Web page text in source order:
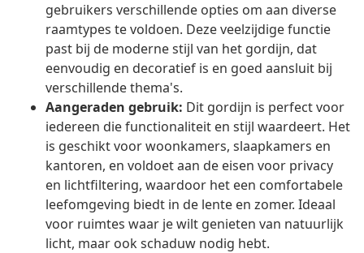
gebruikers verschillende opties om aan diverse
raamtypes te voldoen. Deze veelzijdige functie
past bij de moderne stijl van het gordijn, dat
eenvoudig en decoratief is en goed aansluit bij
verschillende thema's.
Aangeraden gebruik: Dit gordijn is perfect voor
iedereen die functionaliteit en stijl waardeert. Het
is geschikt voor woonkamers, slaapkamers en
kantoren, en voldoet aan de eisen voor privacy
en lichtfiltering, waardoor het een comfortabele
leefomgeving biedt in de lente en zomer. Ideaal
voor ruimtes waar je wilt genieten van natuurlijk
licht, maar ook schaduw nodig hebt.